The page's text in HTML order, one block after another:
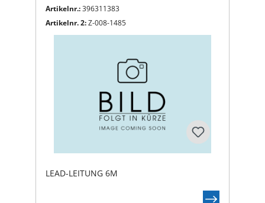
Artikelnr.:396311383
Artikelnr. 2:Z-008-1485
LEAD-LEITUNG 6M